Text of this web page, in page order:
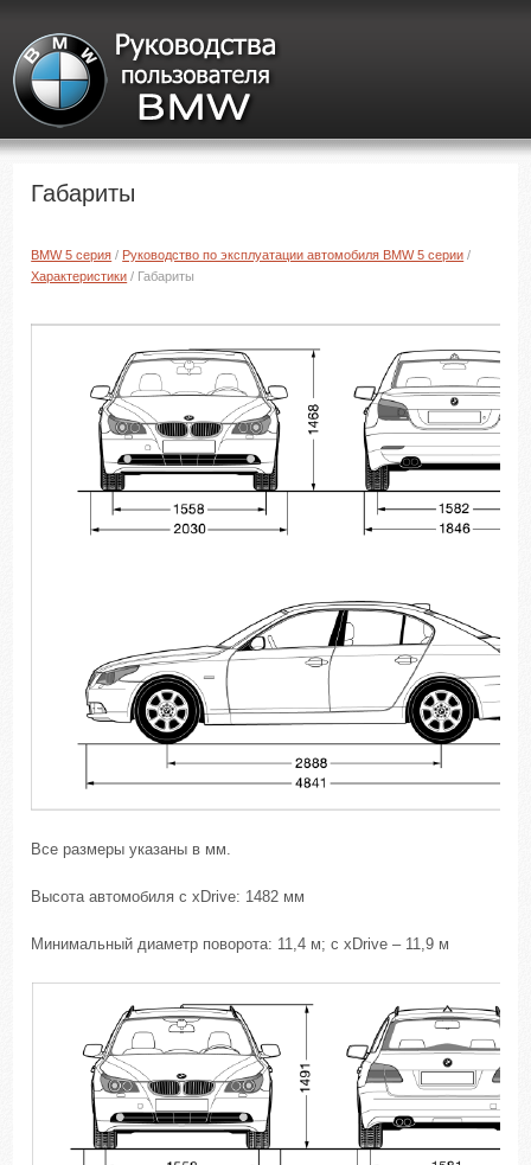
Габариты
BMW 5 серия / Руководство по эксплуатации автомобиля BMW 5 серии /
Характеристики / Габариты
Все размеры указаны в мм.
Высота автомобиля с xDrive: 1482 мм
Минимальный диаметр поворота: 11,4 м; с xDrive – 11,9 м